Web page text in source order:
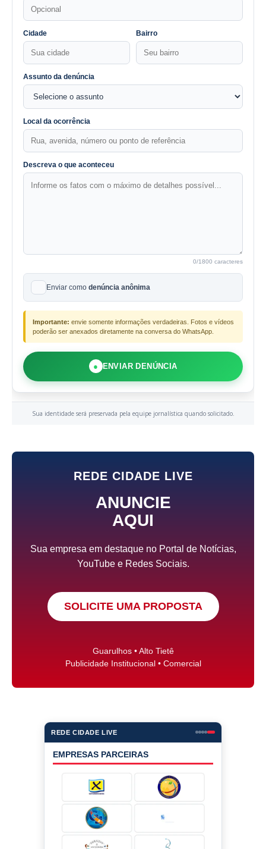
Cidade Bairro
Assunto da denúncia
Local da ocorrência
Descreva o que aconteceu
0/1800 caracteres
Enviar como denúncia anônima
Importante: envie somente informações verdadeiras. Fotos e vídeos
poderão ser anexados diretamente na conversa do WhatsApp.
● ENVIAR DENÚNCIA
Sua identidade será preservada pela equipe jornalística quando solicitado.
REDE CIDADE LIVE
ANUNCIE
AQUI
Sua empresa em destaque no Portal de Notícias,
YouTube e Redes Sociais.
SOLICITE UMA PROPOSTA
Guarulhos • Alto Tietê
Publicidade Institucional • Comercial
REDE CIDADE LIVE
EMPRESAS PARCEIRAS